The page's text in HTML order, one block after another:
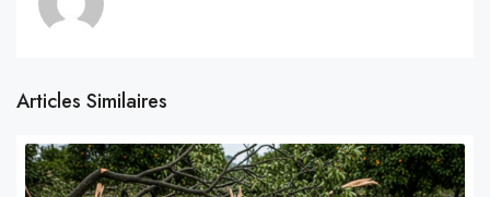
Articles Similaires